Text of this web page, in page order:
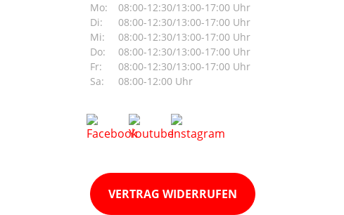
Mo:
08:00-12:30/13:00-17:00 Uhr
Di:
08:00-12:30/13:00-17:00 Uhr
Mi:
08:00-12:30/13:00-17:00 Uhr
Do:
08:00-12:30/13:00-17:00 Uhr
Fr:
08:00-12:30/13:00-17:00 Uhr
Sa:
08:00-12:00 Uhr
VERTRAG WIDERRUFEN